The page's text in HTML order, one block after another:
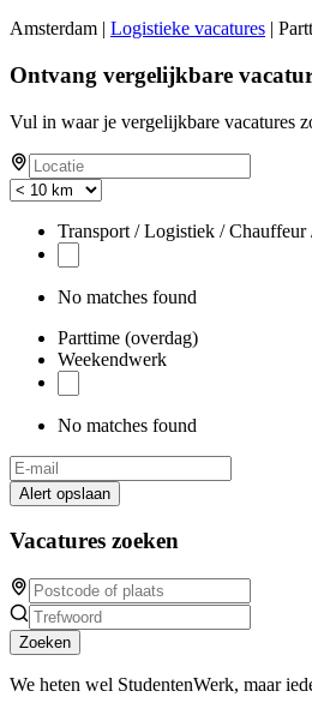
Amsterdam | Logistieke vacatures |
Ontvang vergelijkbare
Vul in waar je vergelijkbare vacatures
Transport / Logistiek / Chauffeur
No matches found
Parttime (overdag)
Weekendwerk
No matches found
Alert opslaan
Vacatures zoeken
Zoeken
We heten wel StudentenWerk, maar